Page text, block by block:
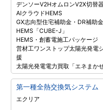
デンソーV2HオムロンV2X切替
AIクラウドHEMS
GX志向型住宅補助金・DR補助
HEMS「CUBE-J」
HEMS・創蓄電施工パッケージ
営材工ワンストップ太陽光発電
援
太陽光発電電力買取「エネまかせ
第一種全熱交換気システム
エクリア